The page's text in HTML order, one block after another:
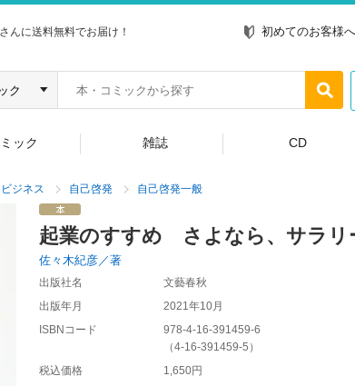
んに送料無料でお届け！ 初めてのお客様へ
ック 雑誌 CD
ビジネス 自己啓発 自己啓発一般
起業のすすめ さよなら、サラリ
佐々木紀彦／著
出版社名
文藝春秋
出版年月
2021年10月
ISBNコード
978-4-16-391459-6
（4-16-391459-5 ）
税込価格
1,650円